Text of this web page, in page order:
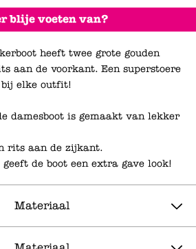
blije voeten van?
heeft twee grote gouden
aan de voorkant. Een superstoere
bij elke outfit!
damesboot is gemaakt van lekker
rits aan de zijkant.
geeft de boot een extra gave look!
Materiaal